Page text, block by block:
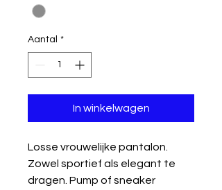
Aantal *
In winkelwagen
Losse vrouwelijke pantalon.
Zowel sportief als elegant te
dragen. Pump of sneaker